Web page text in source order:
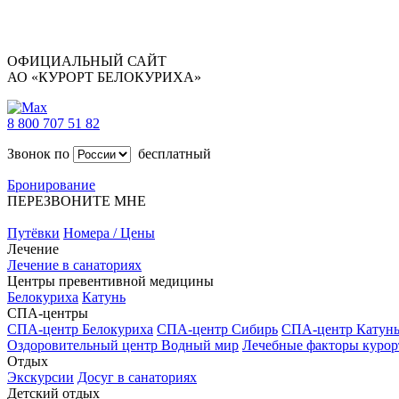
ОФИЦИАЛЬНЫЙ САЙТ
АО «КУРОРТ БЕЛОКУРИХА»
8 800 707 51 82
Звонок по
бесплатный
Бронирование
ПЕРЕЗВОНИТЕ МНЕ
Путёвки Номера / Цены
Лечение
Лечение в санаториях
Центры превентивной медицины
Белокуриха Катунь
СПА-центры
СПА-центр Белокуриха СПА-центр Сибирь СПА-центр Катунь
Оздоровительный центр Водный мир Лечебные факторы
Отдых
Экскурсии Досуг в санаториях
Детский отдых